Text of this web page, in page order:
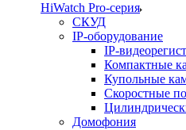
HiWatch Pro-серия
CКУД
IP-оборудование
IP-
Компактные
Купольные
Скоростные
Домофония